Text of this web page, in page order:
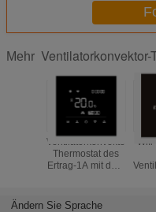
Mehr Ventilatorkonvektor-
Ventilatorkonvektor-
Thermostat des
Ertrag-1A mit dem
auslöscht
Ändern Sie Sprache